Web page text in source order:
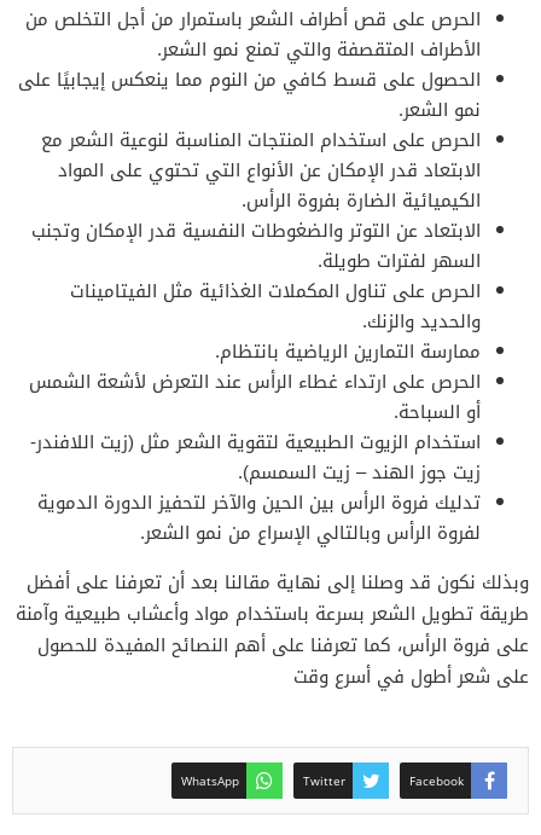
الحرص على قص أطراف الشعر باستمرار من أجل التخلص من
الأطراف المتقصفة والتي تمنع نمو الشعر.
الحصول على قسط كافي من النوم مما ينعكس إيجابيًا على
نمو الشعر.
الحرص على استخدام المنتجات المناسبة لنوعية الشعر مع
الابتعاد قدر الإمكان عن الأنواع التي تحتوي على المواد
الكيميائية الضارة بفروة الرأس.
الابتعاد عن التوتر والضغوطات النفسية قدر الإمكان وتجنب
السهر لفترات طويلة.
الحرص على تناول المكملات الغذائية مثل الفيتامينات
والحديد والزنك.
ممارسة التمارين الرياضية بانتظام.
الحرص على ارتداء غطاء الرأس عند التعرض لأشعة الشمس
أو السباحة.
استخدام الزيوت الطبيعية لتقوية الشعر مثل (زيت اللافندر-
زيت جوز الهند – زيت السمسم).
تدليك فروة الرأس بين الحين والآخر لتحفيز الدورة الدموية
لفروة الرأس وبالتالي الإسراع من نمو الشعر.
وبذلك نكون قد وصلنا إلى نهاية مقالنا بعد أن تعرفنا على أفضل
طريقة تطويل الشعر بسرعة باستخدام مواد وأعشاب طبيعية وآمنة
على فروة الرأس، كما تعرفنا على أهم النصائح المفيدة للحصول
على شعر أطول في أسرع وقت
Facebook
Twitter
WhatsApp